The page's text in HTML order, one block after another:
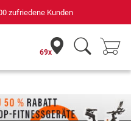
2016-2024)
69x